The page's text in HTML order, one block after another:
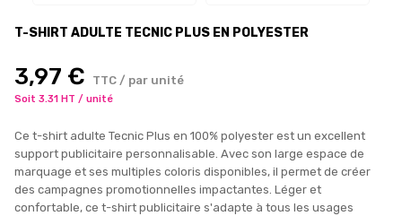
T-SHIRT ADULTE TECNIC PLUS EN POLYESTER
3,97 € TTC / par unité
Soit 3.31 HT / unité
Ce t-shirt adulte Tecnic Plus en 100% polyester est un excellent
support publicitaire personnalisable. Avec son large espace de
marquage et ses multiples coloris disponibles, il permet de créer
des campagnes promotionnelles impactantes. Léger et
confortable, ce t-shirt publicitaire s'adapte à tous les usages